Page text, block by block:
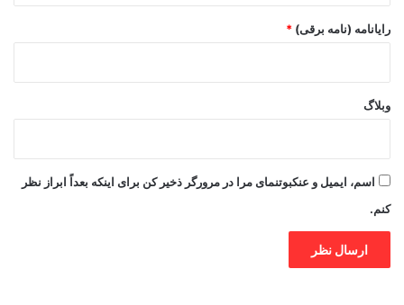
رایانامه (نامه برقی) *
وبلاگ
اسم، ایمیل و عنکبوتنمای مرا در مرورگر ذخیر کن برای اینکه بعداً ابراز نظر
کنم.